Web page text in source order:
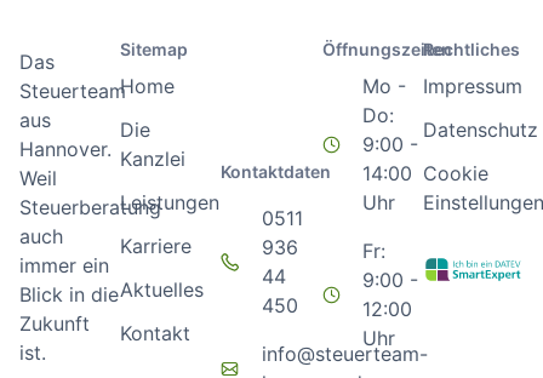
Das
Steuerteam
aus
Hannover.
Weil
Steuerberatung
auch
immer ein
Blick in die
Zukunft
ist.
Sitemap
Home
Die
Kanzlei
Leistungen
Karriere
Aktuelles
Kontakt
Kontaktdaten
0511
936
44
450
info@steuerteam-
Öffnungszeiten
Mo -
Do:
9:00 -
14:00
Uhr
Fr:
9:00 -
12:00
Uhr
Rechtliches
Impressum
Datenschutz
Cookie
Einstellungen